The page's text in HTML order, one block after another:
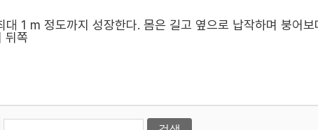
1 m 정도까지 성장한다. 몸은 길고 옆으로 납작하며 붕어보
뒤쪽